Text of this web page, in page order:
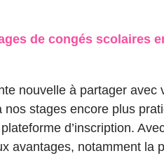
de congés scolaires
nouvelle à partager avec
nos stages encore plus
d’inscription.
avantages, notamment la